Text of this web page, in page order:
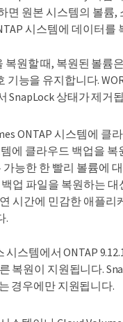
면 원본 시스템의 볼륨,
시스템에 데이터를
원할 때, 복원된 볼륨
기능을 유지합니다.
SnapLock 상태가 제거
ONTAP 시스템에 클
에 클라우드 백업을 복
능한 한 빨리 볼륨에
업 파일을 복원하는
시간에 민감한 애플
.
스템에서 ONTAP
복원이 지원됩니다.
경우에만 지원됩니다.